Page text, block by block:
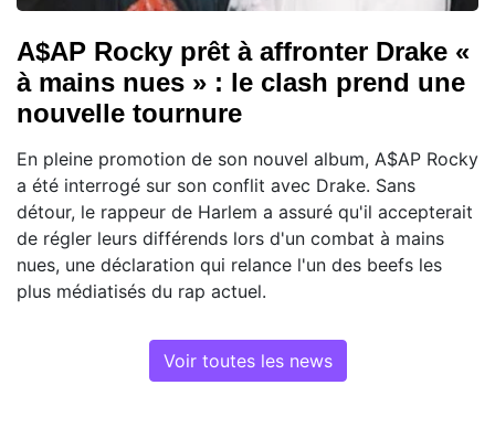
A$AP Rocky prêt à affronter Drake «
à mains nues » : le clash prend une
nouvelle tournure
En pleine promotion de son nouvel album, A$AP Rocky
a été interrogé sur son conflit avec Drake. Sans
détour, le rappeur de Harlem a assuré qu'il accepterait
de régler leurs différends lors d'un combat à mains
nues, une déclaration qui relance l'un des beefs les
plus médiatisés du rap actuel.
Voir toutes les news